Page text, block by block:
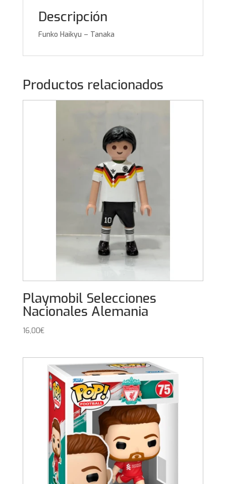
Descripción
Funko Haikyu – Tanaka
Productos relacionados
Playmobil Selecciones
Nacionales Alemania
16,00€